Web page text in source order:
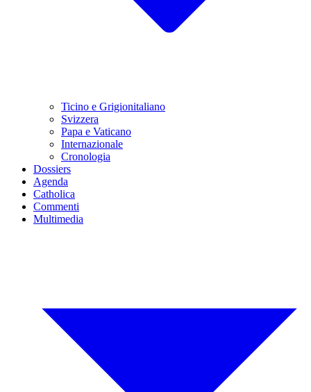
Ticino e Grigionitaliano
Svizzera
Papa e Vaticano
Internazionale
Cronologia
Dossiers
Agenda
Catholica
Commenti
Multimedia